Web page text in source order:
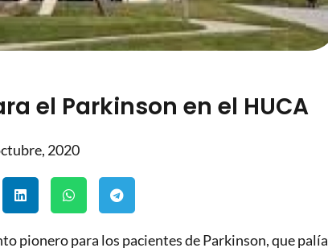
el Parkinson en el HUCA
2020
pionero para los pacientes de Parkinson, que palía